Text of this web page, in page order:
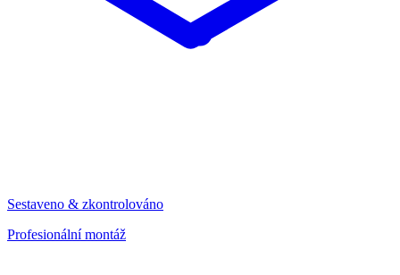
Sestaveno & zkontrolováno
Profesionální montáž